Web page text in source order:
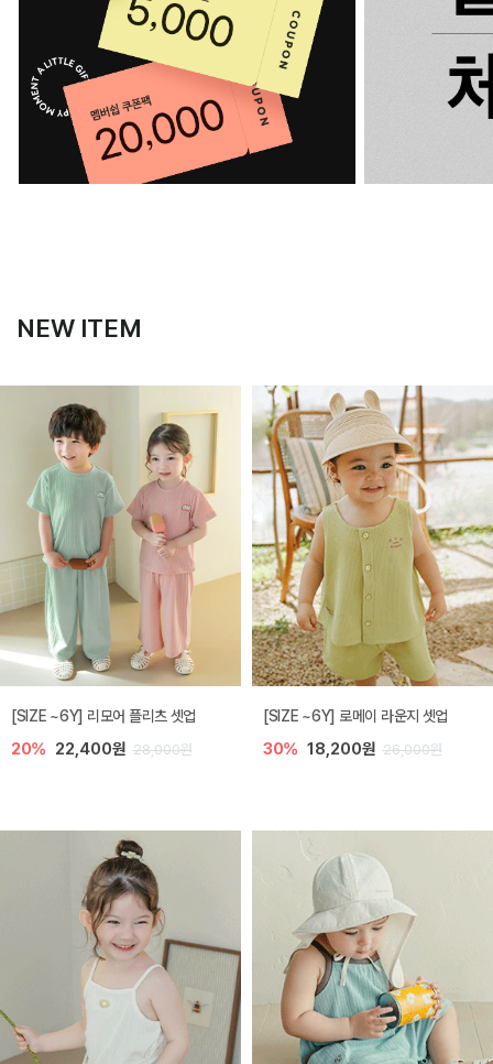
NEW ITEM
[SIZE ~6Y] 리모어 플리츠 셋업
20% 22,400원 28,000원
[SIZE ~6Y] 로메이 라운지 셋업
30% 18,200원 26,000원